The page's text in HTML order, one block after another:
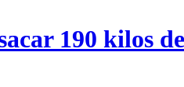
190 kilos